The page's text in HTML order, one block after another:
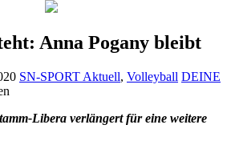
Anna Pogany bleibt
SN-SPORT Aktuell, Volleyball DEINE
Libera verlängert für eine weitere